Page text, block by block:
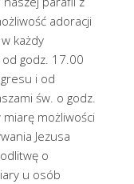
adoracji
każdy
od godz. 17.00
i od
św. o godz.
możliwości
Jezusa
o
u osób